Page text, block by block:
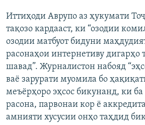
Иттиҳоди Аврупо аз ҳукумати
тақозо кардааст, ки “озодии
озодии матбуот бидуни
расонаҳои интернетиву дигарҳо
шавад”. Журналистон набояд
ваё зарурати муомила бо
меъёрҳоро эҳсос бикунанд, ки
расона, парвонаи кор ё
амнияти хусусии онҳо таҳдид